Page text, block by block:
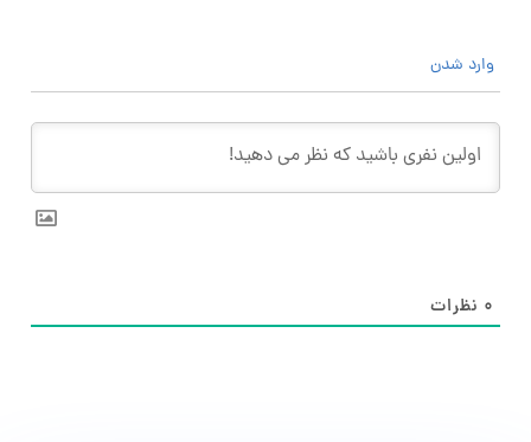
وارد شدن
۰ نظرات